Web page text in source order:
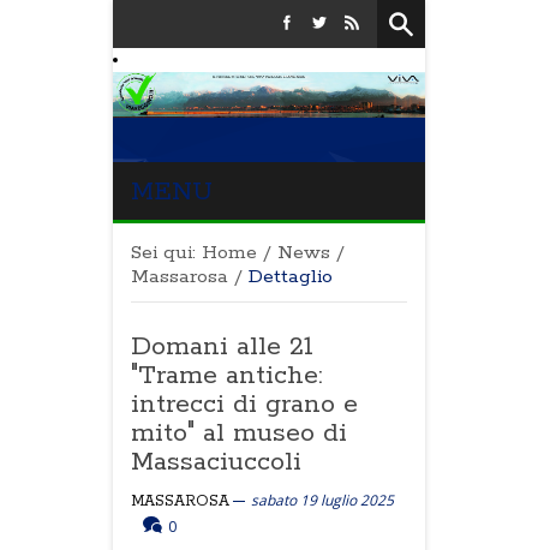
MENU
Sei qui: Home / News /
Massarosa / Dettaglio
Domani alle 21
"Trame antiche:
intrecci di grano e
mito" al museo di
Massaciuccoli
MASSAROSA
sabato 19 luglio 2025
0